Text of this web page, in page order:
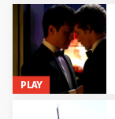
PLAY